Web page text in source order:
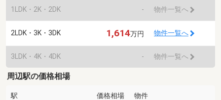
1LDK・2K・2DK - 物件一覧へ
2LDK・3K・3DK 1,614万円 物件一覧へ
3LDK・4K・4DK - 物件一覧へ
周辺駅の価格相場
駅 価格相場 物件